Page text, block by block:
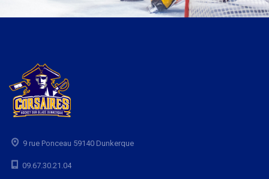
9 rue Ponceau 59140 Dunkerque
09.67.30.21.04